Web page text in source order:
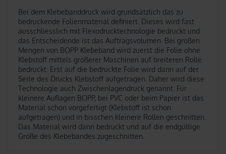
Bei dem Klebebanddruck wird grundsätzlich das zu
bedruckende Folienmaterial definiert. Dieses wird fast
ausschliesslich mit Flexodrucktechnologie bedruckt und
das Entscheidende ist das Auftragsvolumen. Bei großen
Mengen von BOPP Klebeband wird zuerst die Folie ohne
Klebstoff mittels größerer Maschinen auf breiteren Rolle
bedruckt . Erst auf die bedruckte Folie wird dann auf der
Seite des Drucks Klebstoff aufgetragen. Daher wird diese
Technologie auch Zwischenlagendruck genannt. Für
kleinere Auflagen BOPP, bei PVC oder beim Papier ist das
Material schon vorgefertigt (Klebstoff ist schon
aufgetragen) und in bisschen kleinere Rollen geschnitten.
Das Material wird dann bedruckt und auf die endgültige
Größe des Klebebandes zugeschnitten.